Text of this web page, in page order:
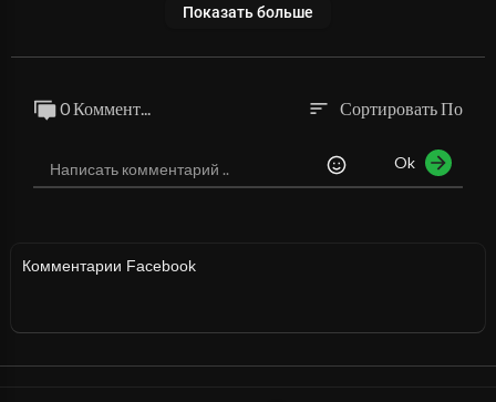
Показать больше
0 Коммент... sort Сортировать По
Ok
Комментарии Facebook